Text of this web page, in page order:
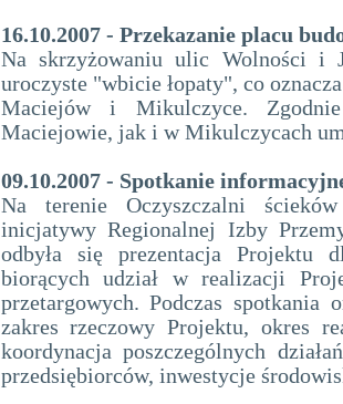
16.10.2007 - Przekazanie placu
Na skrzyżowaniu ulic Wolności i
uroczyste "wbicie łopaty", co
Maciejów i Mikulczyce.
Maciejowie, jak i w Mikulczycach
09.10.2007 - Spotkanie
Na terenie Oczyszczalni
inicjatywy Regionalnej Izby
odbyła się prezentacja Projektu
biorących udział w realizacji
przetargowych. Podczas spotkania
zakres rzeczowy Projektu, okres
koordynacja poszczególnych
przedsiębiorców, inwestycje